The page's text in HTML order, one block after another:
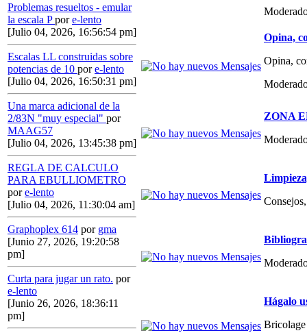
Problemas resueltos - emular
la escala Ppore-lento
[Julio 04, 2026, 16:56:54 pm]
Escalas LL construidas sobre
potencias de 10 pore-lento
[Julio 04, 2026, 16:50:31 pm]
Una marca adicional de la
2/83N "muy especial" por
MAAG57
[Julio 04, 2026, 13:45:38 pm]
REGLA DE CALCULO
PARA EBULLIOMETRO
pore-lento
[Julio 04, 2026, 11:30:04 am]
Graphoplex 614 por gma
[Junio 27, 2026, 19:20:58
pm]
Curta para jugar un rato. por
e-lento
[Junio 26, 2026, 18:36:11
pm]
Opina,
Opina,
ZONA
Hágalo